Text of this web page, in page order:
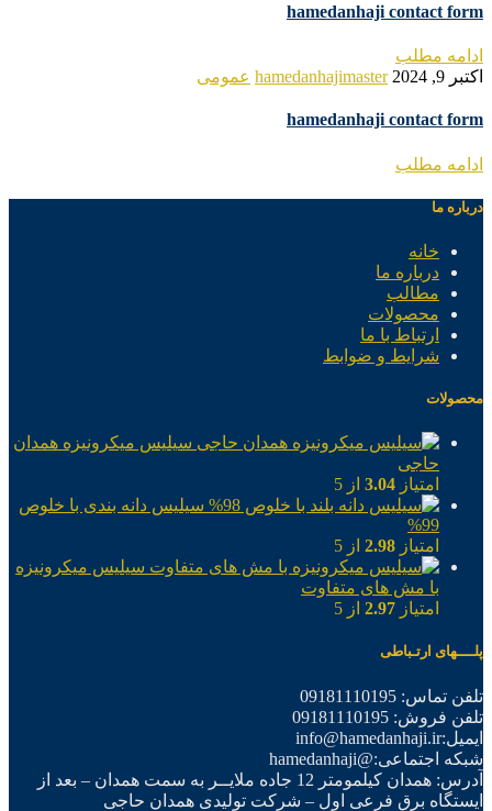
hamedanhaji contact form
ادامه مطلب
اکتبر 9, 2024
hamedanhajimaster عمومی
hamedanhaji contact form
ادامه مطلب
درباره ما
خانه
درباره ما
مطالب
محصولات
ارتباط با ما
شرایط و ضوابط
محصولات
سیلیس میکرونیزه همدان
حاجی
امتیاز 3.04 از 5
سیلیس دانه بندی با خلوص
99%
امتیاز 2.98 از 5
سیلیس میکرونیزه
با مش های متفاوت
امتیاز 2.97 از 5
پلــــهای ارتـباطی
تلفن تماس: 09181110195
تلفن فروش: 09181110195
ایمیل:info@hamedanhaji.ir
شبکه اجتماعی:@hamedanhaji
آدرس: همدان کیلمومتر 12 جاده ملایــر به سمت همدان – بعد از
ایستگاه برق فرعی اول – شرکت تولیدی همدان حاجی